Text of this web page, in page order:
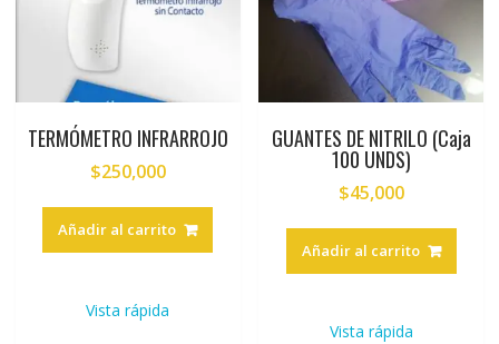
TERMÓMETRO INFRARROJO
$250,000
Añadir al carrito
Vista rápida
GUANTES DE NITRILO (Caja
100 UNDS)
$45,000
Añadir al carrito
Vista rápida